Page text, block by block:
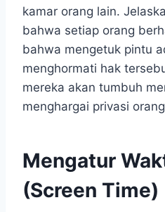
kamar orang lain.
bahwa setiap orang
bahwa mengetuk pintu
menghormati hak
mereka akan tumbuh
menghargai privasi
Mengatur
(Screen Time)